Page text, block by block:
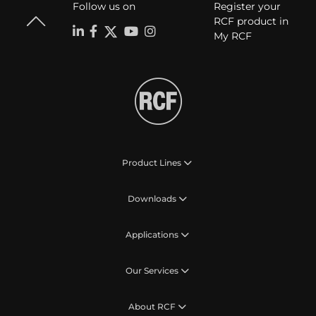
Follow us on
Register your
RCF product in
My RCF
Product Lines
Downloads
Applications
Our Services
About RCF